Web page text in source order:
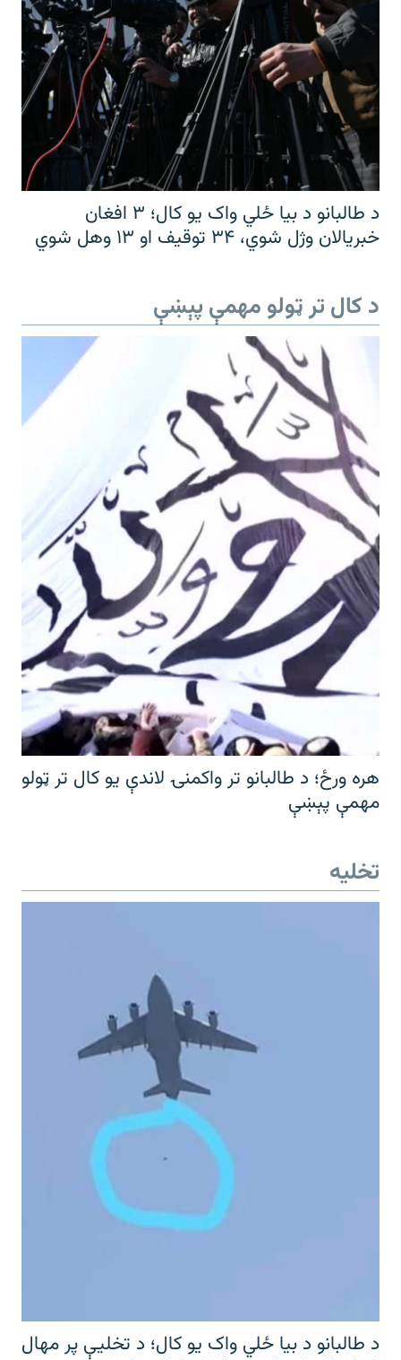
د طالبانو د بیا ځلي واک یو کال؛ ۳ افغان
خبریالان وژل شوي، ۳۴ توقیف او ۱۳ وهل شوي
د کال تر ټولو مهمې پېښې
هره ورځ؛ د طالبانو تر واکمنۍ لاندې یو کال تر ټولو
مهمې پېښې
تخلیه
د طالبانو د بیا ځلي واک یو کال؛ د تخلیې پر مهال